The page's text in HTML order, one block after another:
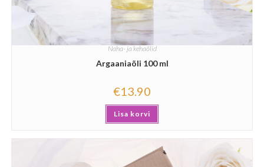
Naha- ja kehaõlid
Argaaniaõli 100 ml
€13.90
Lisa korvi